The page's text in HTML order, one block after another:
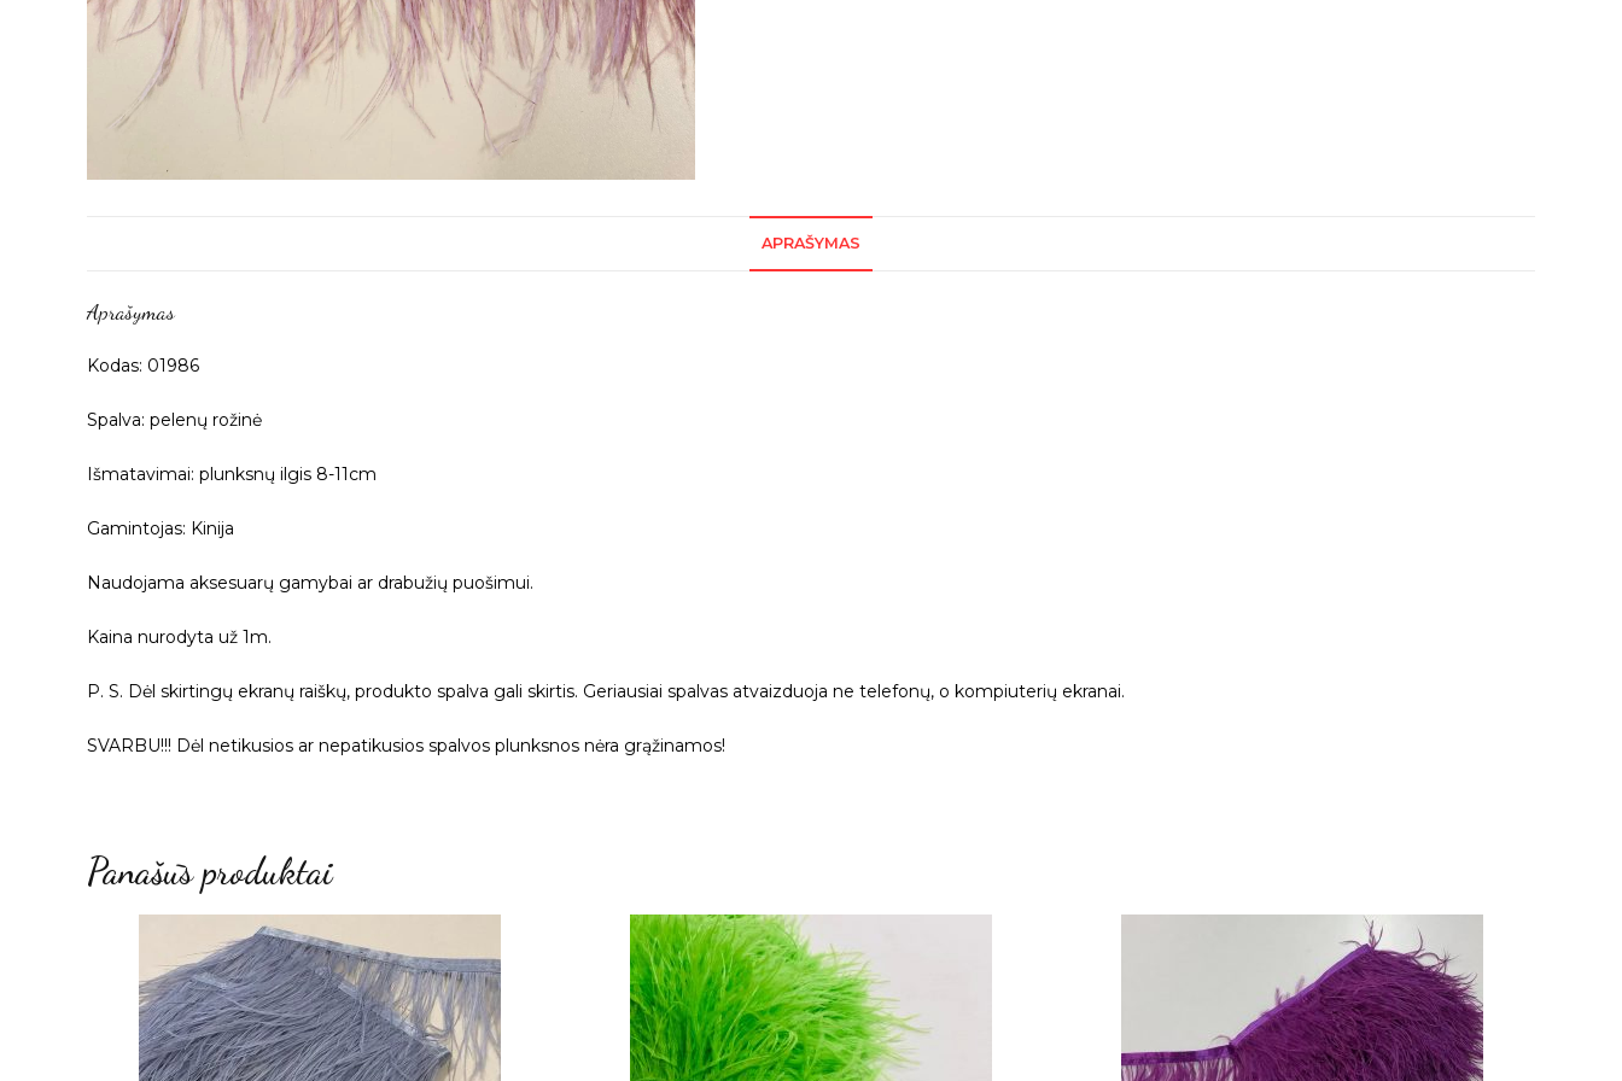
APRAŠYMAS
Aprašymas
Kodas: 01986
Spalva: pelenų rožinė
Išmatavimai: plunksnų ilgis 8-11cm
Gamintojas: Kinija
Naudojama aksesuarų gamybai ar drabužių puošimui.
Kaina nurodyta už 1m.
P. S. Dėl skirtingų ekranų raiškų, produkto spalva gali skirtis. Geriausiai spalvas atvaizduoja ne telefonų, o kompiuterių ekranai.
SVARBU!!! Dėl netikusios ar nepatikusios spalvos plunksnos nėra grąžinamos!
Panašūs produktai